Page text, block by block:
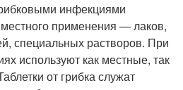
инфекциями
применения — лаков,
специальных растворов. При
используют как местные, так
от грибка служат